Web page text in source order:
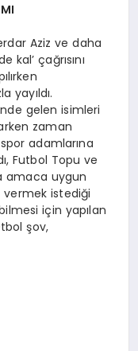
Aziz ve daha
kal’ çağrısını
yayıldı.
gelen isimleri
zaman
adamlarına
Futbol Topu ve
amaca uygun
vermek istediği
için yapılan
şov,